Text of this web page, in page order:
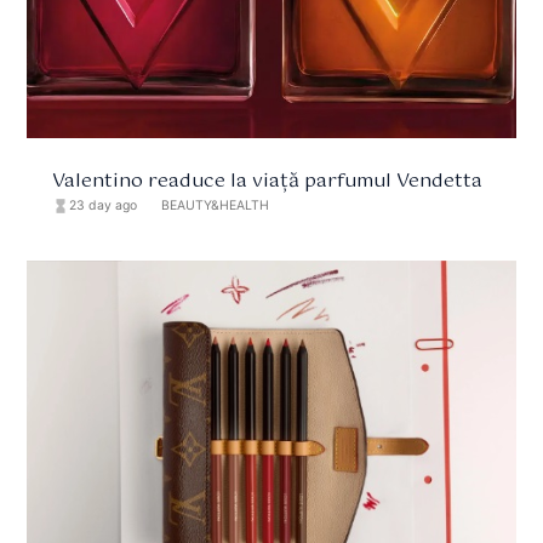
Valentino readuce la viață parfumul Vendetta
hourglass_full 23 day ago BEAUTY&HEALTH